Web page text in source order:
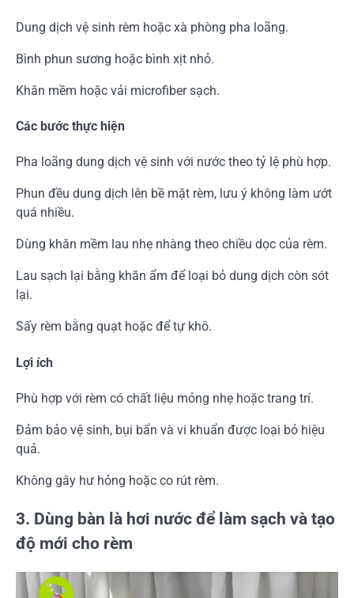
Dung dịch vệ sinh rèm hoặc xà phòng pha loãng.
Bình phun sương hoặc bình xịt nhỏ.
Khăn mềm hoặc vải microfiber sạch.
Các bước thực hiện
Pha loãng dung dịch vệ sinh với nước theo tỷ lệ phù hợp.
Phun đều dung dịch lên bề mặt rèm, lưu ý không làm ướt
quá nhiều.
Dùng khăn mềm lau nhẹ nhàng theo chiều dọc của rèm.
Lau sạch lại bằng khăn ẩm để loại bỏ dung dịch còn sót
lại.
Sấy rèm bằng quạt hoặc để tự khô.
Lợi ích
Phù hợp với rèm có chất liệu mỏng nhẹ hoặc trang trí.
Đảm bảo vệ sinh, bụi bẩn và vi khuẩn được loại bỏ hiệu
quả.
Không gây hư hỏng hoặc co rút rèm.
3. Dùng bàn là hơi nước để làm sạch và tạo
độ mới cho rèm